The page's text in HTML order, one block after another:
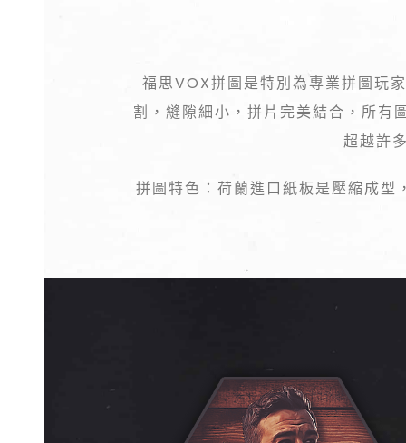
福思VOX拼圖是特別為專業拼圖玩
割，縫隙細小，拼片完美結合，所有
超越許
拼圖特色：荷蘭進口紙板是壓縮成